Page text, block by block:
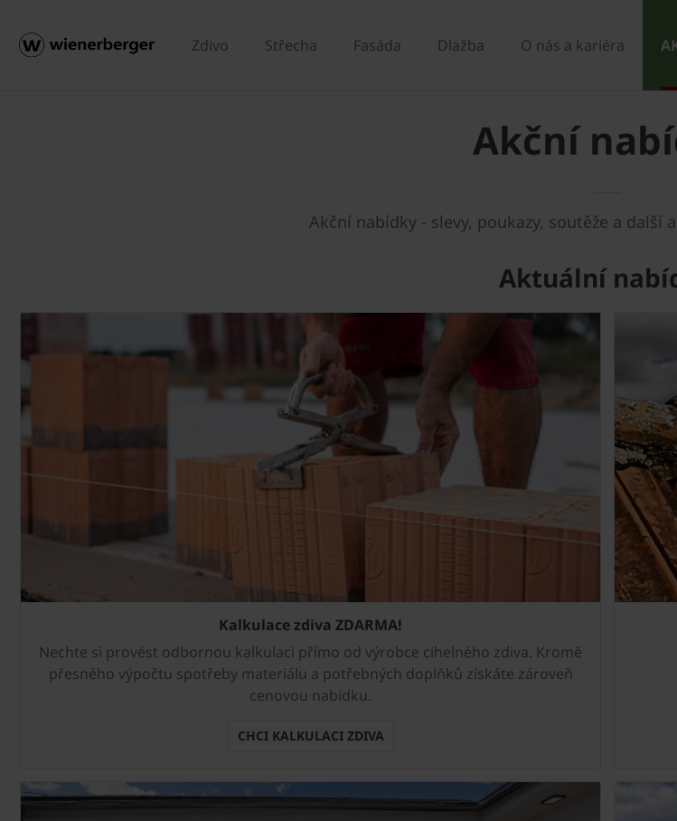
Zdivo Střecha Fasáda Dlažba O nás a kariéra
Akční
Akční nabídky - slevy, poukazy, soutěže a další
Aktuální
Kalkulace zdiva ZDARMA!
Nechte si provést odbornou kalkulaci přímo od výrobce cihelného zdiva. Kromě
přesného výpočtu spotřeby materiálu a potřebných doplňků získáte zároveň
cenovou nabídku.
CHCI KALKULACI ZDIVA